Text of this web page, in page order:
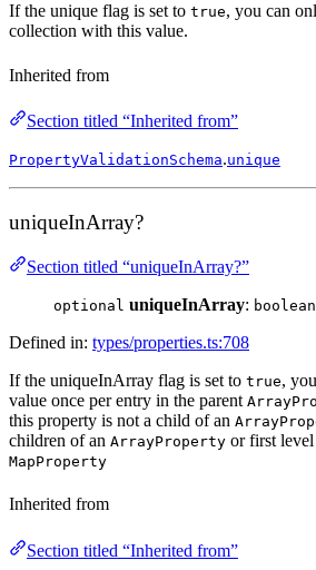
If the unique flag is set to true, you can
collection with this value.
Inherited from
Section titled “Inherited from”
PropertyValidationSchema.unique
uniqueInArray?
Section titled “uniqueInArray?”
optional uniqueInArray: boolean
Defined in: types/properties.ts:708
If the uniqueInArray flag is set to true,
value once per entry in the parent
this property is not a child of an
children of an ArrayProperty or first
MapProperty
Inherited from
Section titled “Inherited from”